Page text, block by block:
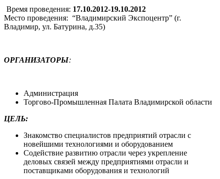
Время проведения: 17.10.2012-19.10.2012
Место проведения: “Владимирский Экспоцентр” (г.
Владимир, ул. Батурина, д.35)
ОРГАНИЗАТОРЫ:
Администрация
Торгово-Промышленная Палата Владимирской области
ЦЕЛЬ:
Знакомство специалистов предприятий отрасли с
новейшими технологиями и оборудованием
Содействие развитию отрасли через укрепление
деловых связей между предприятиями отрасли и
поставщиками оборудования и технологий